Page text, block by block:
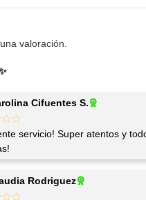
Cifuentes S.
servicio! Super atentos y
Rodriguez
valoración.